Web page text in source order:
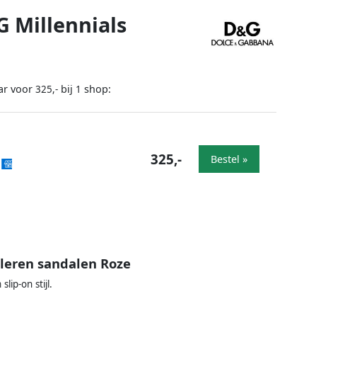
Millennials
voor 325,- bij 1 shop:
325,- Bestel »
sandalen Roze
on stijl.